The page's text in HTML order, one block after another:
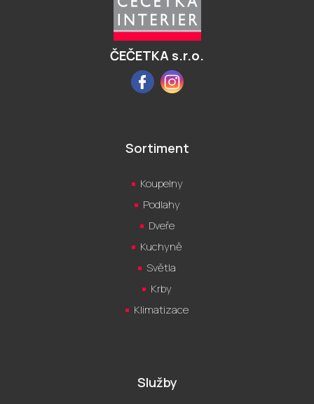
ČEČETKA s.r.o.
FacebookInstagram
Sortiment
Koupelny
Podlahy
Dveře
Kuchyně
Světla
Krby
Klimatizace
Služby